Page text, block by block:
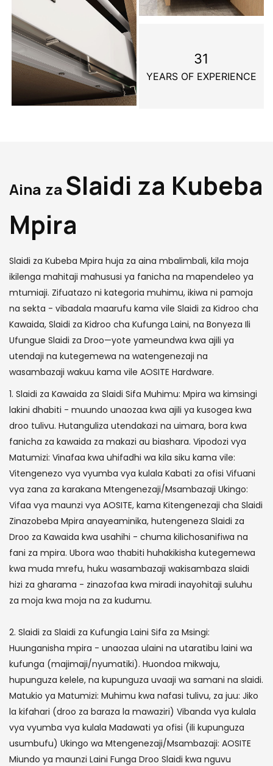
31
YEARS OF EXPERIENCE
Aina za Slaidi za Kubeba
Mpira
Slaidi za Kubeba Mpira huja za aina mbalimbali, kila moja
ikilenga mahitaji mahususi ya fanicha na mapendeleo ya
mtumiaji. Zifuatazo ni kategoria muhimu, ikiwa ni pamoja
na sekta - vibadala maarufu kama vile Slaidi za Kidroo cha
Kawaida, Slaidi za Kidroo cha Kufunga Laini, na Bonyeza Ili
Ufungue Slaidi za Droo—yote yameundwa kwa ajili ya
utendaji na kutegemewa na watengenezaji na
wasambazaji wakuu kama vile AOSITE Hardware.
1. Slaidi za Kawaida za Slaidi Sifa Muhimu: Mpira wa kimsingi
lakini dhabiti - muundo unaozaa kwa ajili ya kusogea kwa
droo tulivu. Hutanguliza utendakazi na uimara, bora kwa
fanicha za kawaida za makazi au biashara. Vipodozi vya
Matumizi: Vinafaa kwa uhifadhi wa kila siku kama vile:
Vitengenezo vya vyumba vya kulala Kabati za ofisi Vifuani
vya zana za karakana Mtengenezaji/Msambazaji Ukingo:
Vifaa vya maunzi vya AOSITE, kama Kitengenezaji cha Slaidi
Zinazobeba Mpira anayeaminika, hutengeneza Slaidi za
Droo za Kawaida kwa usahihi - chuma kilichosanifiwa na
fani za mpira. Ubora wao thabiti huhakikisha kutegemewa
kwa muda mrefu, huku wasambazaji wakisambaza slaidi
hizi za gharama - zinazofaa kwa miradi inayohitaji suluhu
za moja kwa moja na za kudumu.
2. Slaidi za Slaidi za Kufungia Laini Sifa za Msingi:
Huunganisha mpira - unaozaa ulaini na utaratibu laini wa
kufunga (majimaji/nyumatiki). Huondoa mikwaju,
hupunguza kelele, na kupunguza uvaaji wa samani na slaidi.
Matukio ya Matumizi: Muhimu kwa nafasi tulivu, za juu: Jiko
la kifahari (droo za baraza la mawaziri) Vibanda vya kulala
vya vyumba vya kulala Madawati ya ofisi (ili kupunguza
usumbufu) Ukingo wa Mtengenezaji/Msambazaji: AOSITE
Miundo ya maunzi Laini Funga Droo Slaidi kwa nguvu